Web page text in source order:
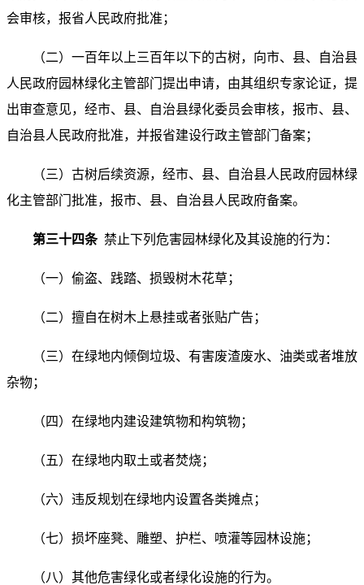
会审核，报省人民政府批准；
（二）一百年以上三百年以下的古树，向市、县、自治县
人民政府园林绿化主管部门提出申请，由其组织专家论证，提
出审查意见，经市、县、自治县绿化委员会审核，报市、县、
自治县人民政府批准，并报省建设行政主管部门备案；
（三）古树后续资源，经市、县、自治县人民政府园林绿
化主管部门批准，报市、县、自治县人民政府备案。
第三十四条 禁止下列危害园林绿化及其设施的行为：
（一）偷盗、践踏、损毁树木花草；
（二）擅自在树木上悬挂或者张贴广告；
（三）在绿地内倾倒垃圾、有害废渣废水、油类或者堆放
杂物；
（四）在绿地内建设建筑物和构筑物；
（五）在绿地内取土或者焚烧；
（六）违反规划在绿地内设置各类摊点；
（七）损坏座凳、雕塑、护栏、喷灌等园林设施；
（八）其他危害绿化或者绿化设施的行为。